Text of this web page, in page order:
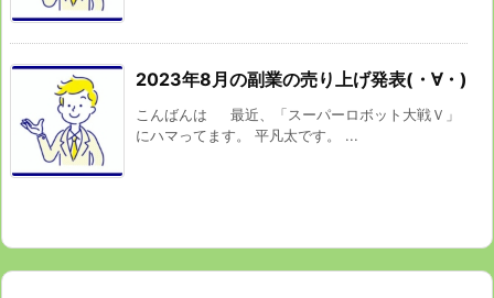
2023年8月の副業の売り上げ発表(・∀・)
こんばんは 最近、「スーパーロボット大戦Ｖ」
にハマってます。 平凡太です。 ...